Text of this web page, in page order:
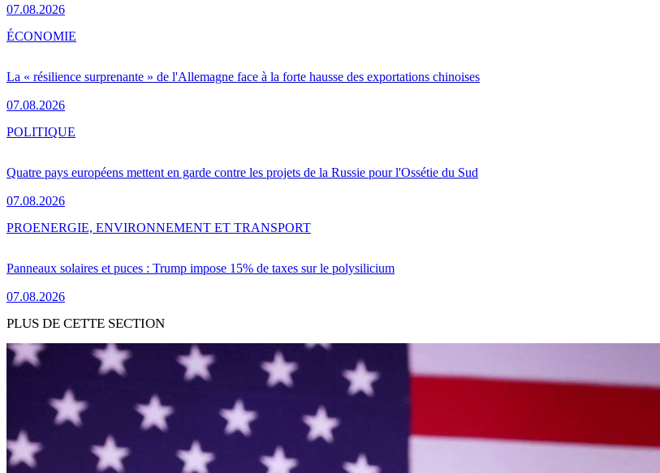
07.08.2026
La « résilience surprenante » de l'Allemagne face à la forte hausse des exportations chinoises
07.08.2026
ÉCONOMIE
Quatre pays européens mettent en garde contre les projets de la Russie pour l'Ossétie du Sud
07.08.2026
POLITIQUE
Panneaux solaires et puces : Trump impose 15% de taxes sur le polysilicium
07.08.2026
PROENERGIE, ENVIRONNEMENT ET TRANSPORT
PLUS DE CETTE SECTION